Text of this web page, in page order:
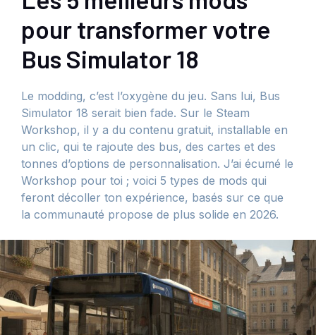
pour transformer votre
Bus Simulator 18
Le modding, c’est l’oxygène du jeu. Sans lui, Bus
Simulator 18 serait bien fade. Sur le Steam
Workshop, il y a du contenu gratuit, installable en
un clic, qui te rajoute des bus, des cartes et des
tonnes d’options de personnalisation. J’ai écumé le
Workshop pour toi ; voici 5 types de mods qui
feront décoller ton expérience, basés sur ce que
la communauté propose de plus solide en 2026.